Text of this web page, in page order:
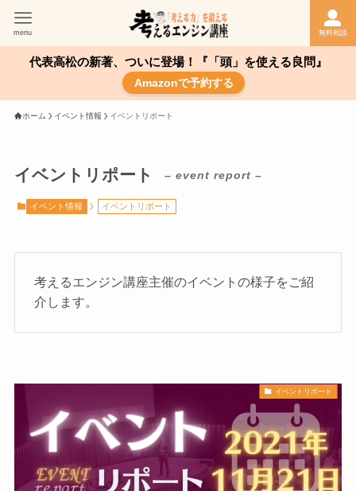
無料相談
menu
代表高松の新著、ついに登場！『「頭」を使える良問』
Amazonで予約する
ホーム イベント情報 イベントリポート
イベントリポート – event report –
イベント情報 イベントリポート
考えるエンジン講座主催のイベントの様子をご紹
介します。
イベントリポート